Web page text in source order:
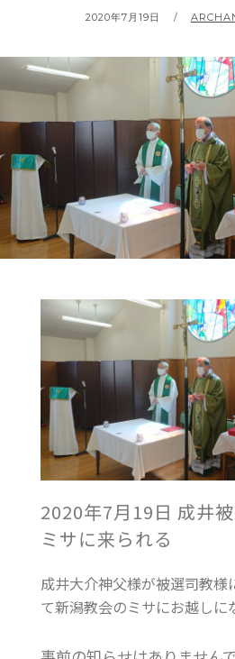
2020年7月19日
2020年7月19日 成井
ミサに来られる
成井大介神父様が被選司教様
て新潟教会のミサにお越しに